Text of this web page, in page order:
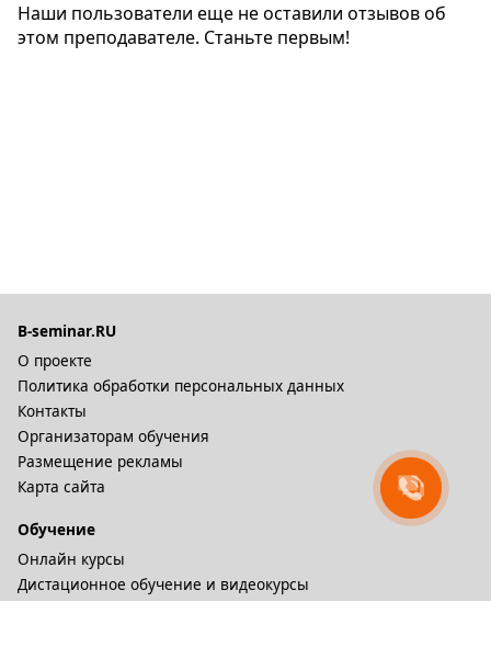
Наши пользователи еще не оставили отзывов об
этом преподавателе. Станьте первым!
B-seminar.RU
О проекте
Политика обработки персональных данных
Контакты
Организаторам обучения
Размещение рекламы
Карта сайта
Обучение
Онлайн курсы
Дистационное обучение и видеокурсы